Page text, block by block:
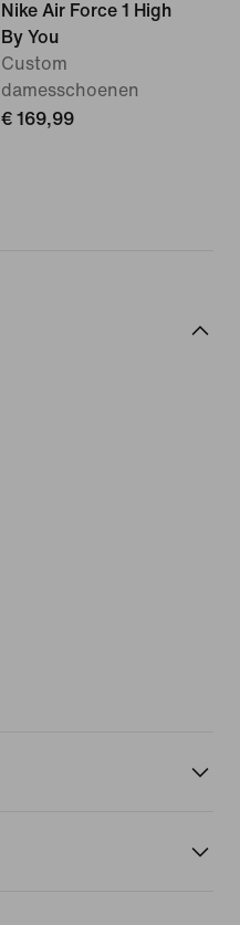
Nike Air Force 1 High
By You
Custom
damesschoenen
€ 169,99